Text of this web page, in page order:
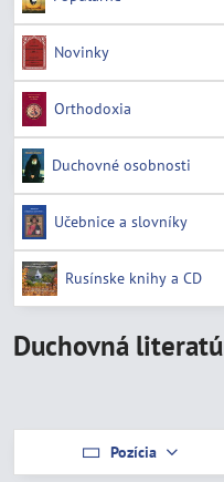
Novinky
Orthodoxia
Duchovné osobnosti
Učebnice a slovníky
Rusínske knihy a CD
Duchovná
Pozícia